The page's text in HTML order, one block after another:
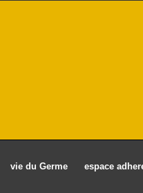
vie du Germe
espace